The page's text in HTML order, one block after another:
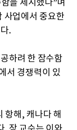
을 제시했다”며
사업에서 중요한
.
하려 한 잠수함
서 경쟁력이 있
항해, 캐나다 해